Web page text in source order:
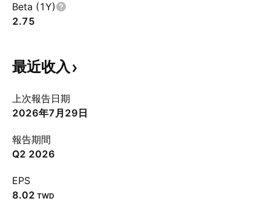
Beta (1Y)
2.75
最近收入
上次報告日期
2026年7月29日
報告期間
Q2 2026
EPS
8.02 TWD